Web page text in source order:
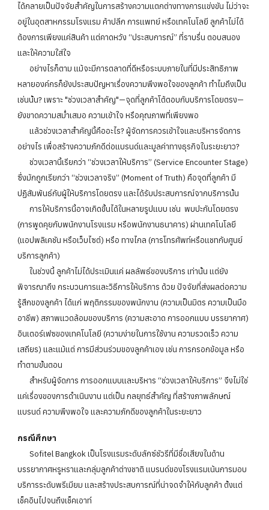
ได้กลายเป็นปัจจัยสำคัญในการสร้างความแตกต่างทางการแข่งขัน ไม่ว่าจะ
อยู่ในอุตสาหกรรมโรงแรม ค้าปลีก การแพทย์ หรือเทคโนโลยี ลูกค้าไม่ได้
ต้องการเพียงแค่สินค้า แต่คาดหวัง “ประสบการณ์” ที่ราบรื่น ตอบสนอง
และให้ความใส่ใจ
อย่างไรก็ตาม แม้จะมีการตลาดที่ดีหรือระบบภายในที่มีประสิทธิภาพ
หลายองค์กรก็ยังประสบปัญหาเรื่องความพึงพอใจของลูกค้า ทำไมถึงเป็น
เช่นนั้น? เพราะ "ช่วงเวลาสำคัญ"—จุดที่ลูกค้าโต้ตอบกับบริการโดยตรง—
ยังขาดความสม่ำเสมอ ความเข้าใจ หรือคุณภาพที่เพียงพอ
แล้วช่วงเวลาสำคัญนี้คืออะไร? ผู้จัดการควรเข้าใจและบริหารจัดการ
อย่างไร เพื่อสร้างความภักดีต่อแบรนด์และมูลค่าทางธุรกิจในระยะยาว?
ช่วงเวลานี้เรียกว่า “ช่วงเวลาให้บริการ” (Service Encounter Stage)
ซึ่งมักถูกเรียกว่า “ช่วงเวลาจริง” (Moment of Truth) คือจุดที่ลูกค้า มี
ปฏิสัมพันธ์กับผู้ให้บริการโดยตรง และได้รับประสบการณ์จากบริการนั้น
การให้บริการนี้อาจเกิดขึ้นได้ในหลายรูปแบบ เช่น พบปะกันโดยตรง
(การพูดคุยกับพนักงานโรงแรม หรือพนักงานธนาคาร) ผ่านเทคโนโลยี
(แอปพลิเคชัน หรือเว็บไซต์) หรือ ทางไกล (การโทรศัพท์หรือแชทกับศูนย์
บริการลูกค้า)
ในช่วงนี้ ลูกค้าไม่ได้ประเมินแค่ ผลลัพธ์ของบริการ เท่านั้น แต่ยัง
พิจารณาถึง กระบวนการและวิธีการให้บริการ ด้วย ปัจจัยที่ส่งผลต่อความ
รู้สึกของลูกค้า ได้แก่ พฤติกรรมของพนักงาน (ความเป็นมิตร ความเป็นมือ
อาชีพ) สภาพแวดล้อมของบริการ (ความสะอาด การออกแบบ บรรยากาศ)
อินเตอร์เฟซของเทคโนโลยี (ความง่ายในการใช้งาน ความรวดเร็ว ความ
เสถียร) และแม้แต่ การมีส่วนร่วมของลูกค้าเอง เช่น การกรอกข้อมูล หรือ
ทำตามขั้นตอน
สำหรับผู้จัดการ การออกแบบและบริหาร “ช่วงเวลาให้บริการ” จึงไม่ใช่
แค่เรื่องของการดำเนินงาน แต่เป็น กลยุทธ์สำคัญ ที่สร้างภาพลักษณ์
แบรนด์ ความพึงพอใจ และความภักดีของลูกค้าในระยะยาว
กรณีศึกษา
Sofitel Bangkok เป็นโรงแรมระดับลักซ์ชัวรีที่มีชื่อเสียงในด้าน
บรรยากาศหรูหราและกลุ่มลูกค้าต่างชาติ แบรนด์ของโรงแรมเน้นการมอบ
บริการระดับพรีเมียม และสร้างประสบการณ์ที่น่าจดจำให้กับลูกค้า ตั้งแต่
เช็คอินไปจนถึงเช็คเอาท์